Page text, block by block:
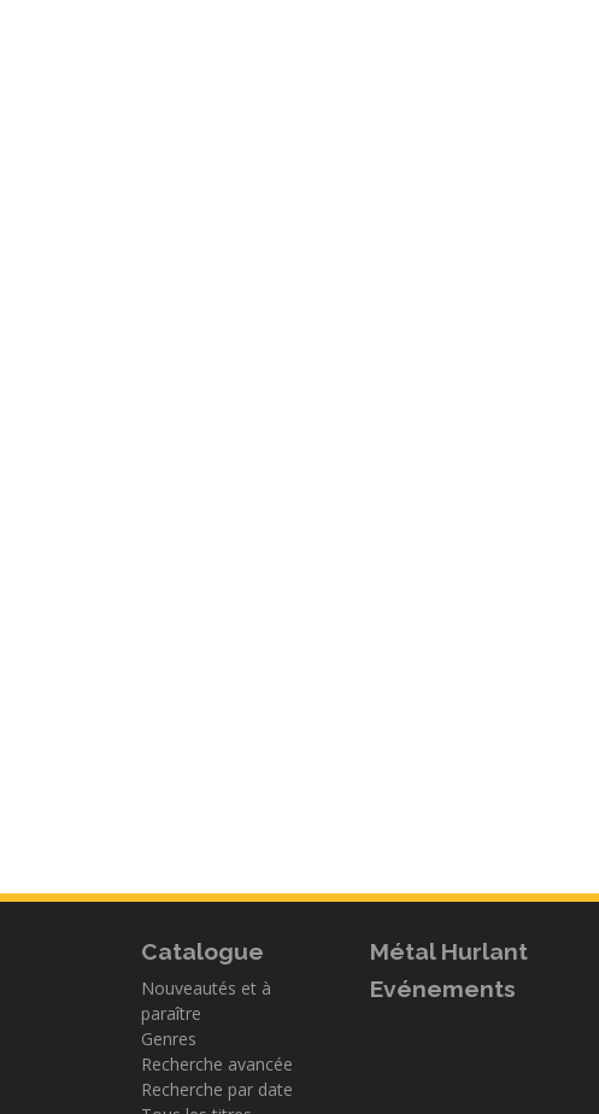
Catalogue
Nouveautés et à
paraître
Genres
Recherche avancée
Recherche par date
Métal Hurlant
Evénements